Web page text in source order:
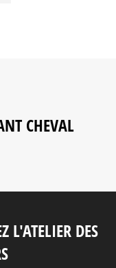
CHEVAL
L'ATELIER DES